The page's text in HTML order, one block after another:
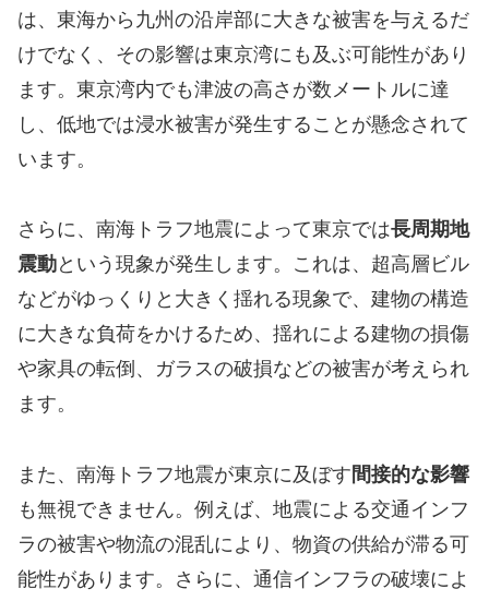
は、東海から九州の沿岸部に大きな被害を与えるだ
けでなく、その影響は東京湾にも及ぶ可能性があり
ます。東京湾内でも津波の高さが数メートルに達
し、低地では浸水被害が発生することが懸念されて
います。
さらに、南海トラフ地震によって東京では長周期地
震動という現象が発生します。これは、超高層ビル
などがゆっくりと大きく揺れる現象で、建物の構造
に大きな負荷をかけるため、揺れによる建物の損傷
や家具の転倒、ガラスの破損などの被害が考えられ
ます。
また、南海トラフ地震が東京に及ぼす 間接的な影響
も無視できません。例えば、地震による交通インフ
ラの被害や物流の混乱により、物資の供給が滞る可
能性があります。さらに、通信インフラの破壊によ